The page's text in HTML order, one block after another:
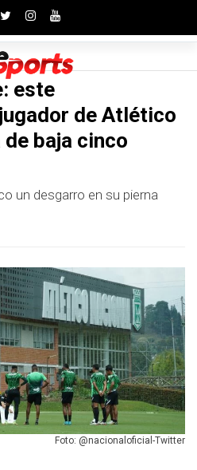
este
de Atlético
baja cinco
un desgarro en su pierna
Foto: @nacionaloficial-Twitter